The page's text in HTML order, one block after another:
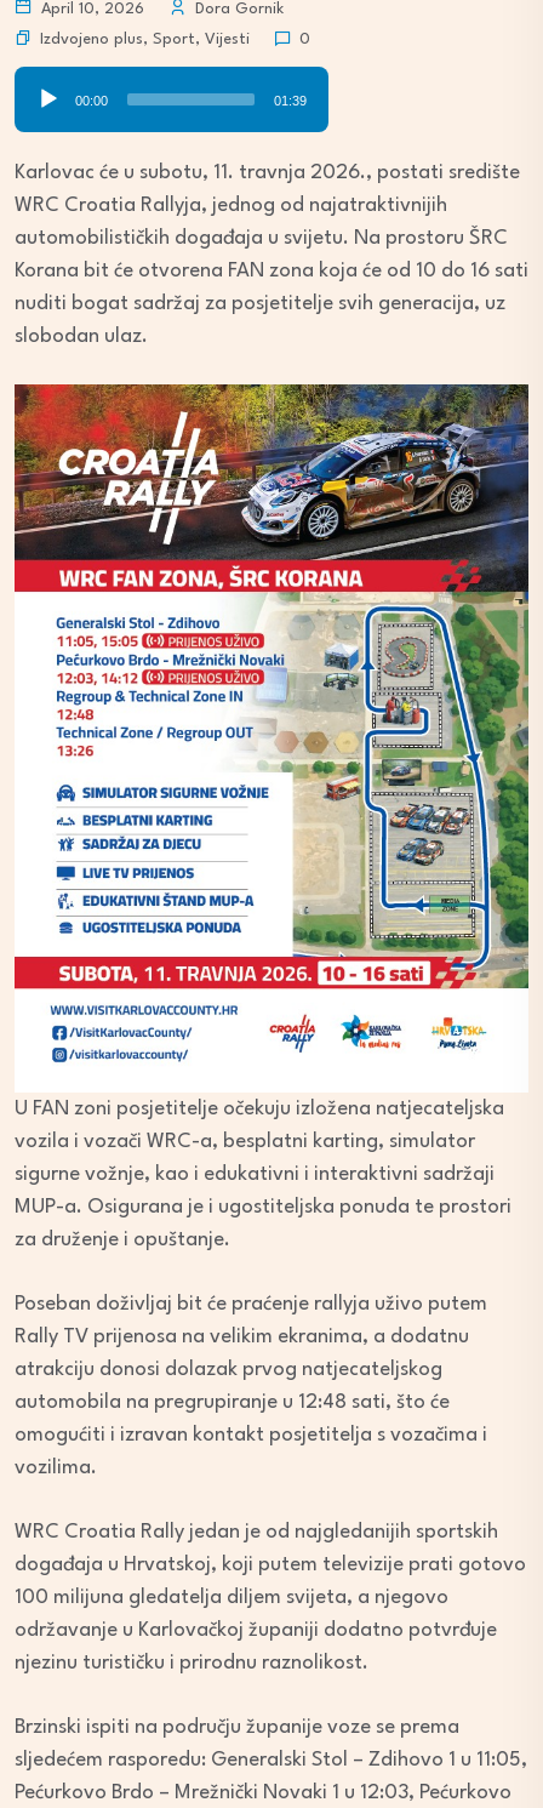
April 10, 2026
Dora Gornik
Izdvojeno plus, Sport, Vijesti 0
00:00 01:39
Karlovac će u subotu, 11. travnja 2026., postati središte
WRC Croatia Rallyja, jednog od najatraktivnijih
automobilističkih događaja u svijetu. Na prostoru ŠRC
Korana bit će otvorena FAN zona koja će od 10 do 16 sati
nuditi bogat sadržaj za posjetitelje svih generacija, uz
slobodan ulaz.
U FAN zoni posjetitelje očekuju izložena natjecateljska
vozila i vozači WRC-a, besplatni karting, simulator
sigurne vožnje, kao i edukativni i interaktivni sadržaji
MUP-a. Osigurana je i ugostiteljska ponuda te prostori
za druženje i opuštanje.
Poseban doživljaj bit će praćenje rallyja uživo putem
Rally TV prijenosa na velikim ekranima, a dodatnu
atrakciju donosi dolazak prvog natjecateljskog
automobila na pregrupiranje u 12:48 sati, što će
omogućiti i izravan kontakt posjetitelja s vozačima i
vozilima.
WRC Croatia Rally jedan je od najgledanijih sportskih
događaja u Hrvatskoj, koji putem televizije prati gotovo
100 milijuna gledatelja diljem svijeta, a njegovo
održavanje u Karlovačkoj županiji dodatno potvrđuje
njezinu turističku i prirodnu raznolikost.
Brzinski ispiti na području županije voze se prema
sljedećem rasporedu: Generalski Stol – Zdihovo 1 u 11:05,
Pećurkovo Brdo – Mrežnički Novaki 1 u 12:03, Pećurkovo